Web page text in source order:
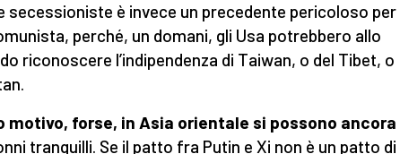
secessioniste è invece un precedente pericoloso per
perché, un domani, gli Usa potrebbero allo
riconoscere l’indipendenza di Taiwan, o del Tibet, o
motivo, forse, in Asia orientale si possono ancora
tranquilli. Se il patto fra Putin e Xi non è un patto di